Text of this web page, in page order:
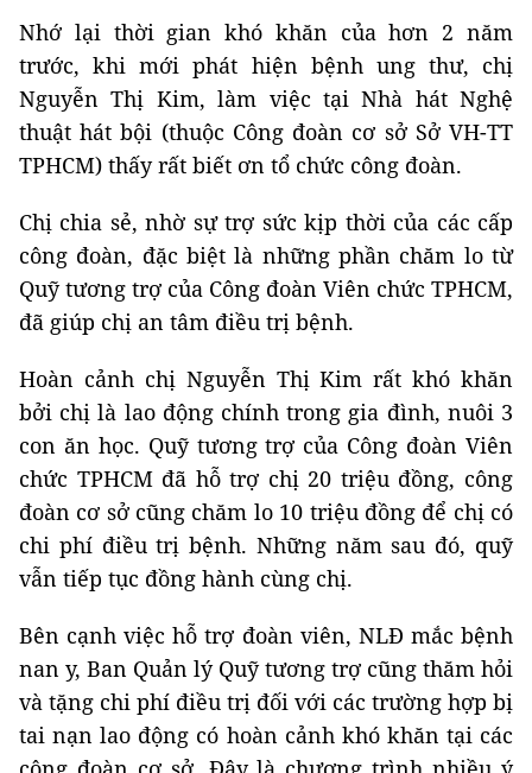
Nhớ lại thời gian khó khăn của hơn 2 năm
trước, khi mới phát hiện bệnh ung thư, chị
Nguyễn Thị Kim, làm việc tại Nhà hát Nghệ
thuật hát bội (thuộc Công đoàn cơ sở Sở VH-TT
TPHCM) thấy rất biết ơn tổ chức công đoàn.
Chị chia sẻ, nhờ sự trợ sức kịp thời của các cấp
công đoàn, đặc biệt là những phần chăm lo từ
Quỹ tương trợ của Công đoàn Viên chức TPHCM,
đã giúp chị an tâm điều trị bệnh.
Hoàn cảnh chị Nguyễn Thị Kim rất khó khăn
bởi chị là lao động chính trong gia đình, nuôi 3
con ăn học. Quỹ tương trợ của Công đoàn Viên
chức TPHCM đã hỗ trợ chị 20 triệu đồng, công
đoàn cơ sở cũng chăm lo 10 triệu đồng để chị có
chi phí điều trị bệnh. Những năm sau đó, quỹ
vẫn tiếp tục đồng hành cùng chị.
Bên cạnh việc hỗ trợ đoàn viên, NLĐ mắc bệnh
nan y, Ban Quản lý Quỹ tương trợ cũng thăm hỏi
và tặng chi phí điều trị đối với các trường hợp bị
tai nạn lao động có hoàn cảnh khó khăn tại các